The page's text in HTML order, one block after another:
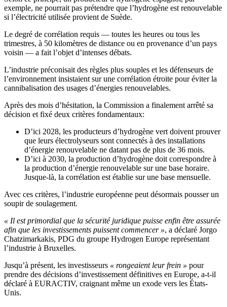
exemple, ne pourrait pas prétendre que l’hydrogène est renouvelable
si l’électricité utilisée provient de Suède.
Le degré de corrélation requis — toutes les heures ou tous les
trimestres, à 50 kilomètres de distance ou en provenance d’un pays
voisin — a fait l’objet d’intenses débats.
L’industrie préconisait des règles plus souples et les défenseurs de
l’environnement insistaient sur une corrélation étroite pour éviter la
cannibalisation des usages d’énergies renouvelables.
Après des mois d’hésitation, la Commission a finalement arrêté sa
décision et fixé deux critères fondamentaux:
D’ici 2028, les producteurs d’hydrogène vert doivent prouver
que leurs électrolyseurs sont connectés à des installations
d’énergie renouvelable ne datant pas de plus de 36 mois.
D’ici à 2030, la production d’hydrogène doit correspondre à
la production d’énergie renouvelable sur une base horaire.
Jusque-là, la corrélation est établie sur une base mensuelle.
Avec ces critères, l’industrie européenne peut désormais pousser un
soupir de soulagement.
« Il est primordial que la sécurité juridique puisse enfin être assurée
afin que les investissements puissent commencer », a déclaré Jorgo
Chatzimarkakis, PDG du groupe Hydrogen Europe représentant
l’industrie à Bruxelles.
Jusqu’à présent, les investisseurs « rongeaient leur frein » pour
prendre des décisions d’investissement définitives en Europe, a-t-il
déclaré à EURACTIV, craignant même un exode vers les États-
Unis.